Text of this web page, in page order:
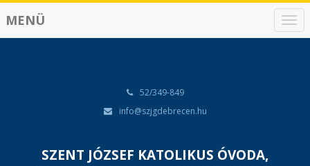
N
a
MENÜ
52/349-849
info@szjgdebrecen.hu
SZENT JÓZSEF KATOLIKUS ÓVODA,